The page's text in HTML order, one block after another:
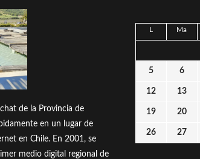
de la Provincia de
en un lugar de
en Chile. En 2001, se
medio digital regional de
L Ma
5 6
12 13
19 20
26 27